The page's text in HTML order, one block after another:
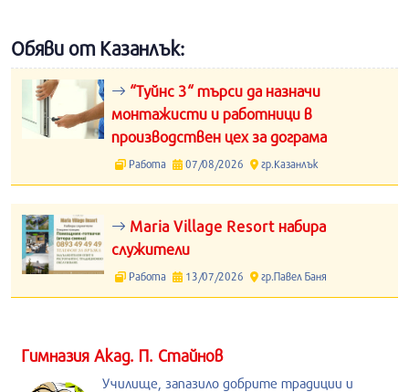
Обяви от Казанлък:
“Туйнс 3“ търси да назначи
монтажисти и работници в
производствен цех за дограма
Работа 07/08/2026 гр.Казанлък
Maria Village Resort набира
служители
Работа 13/07/2026 гр.Павел Баня
Гимназия Акад. П. Стайнов
Училище, запазило добрите традиции и